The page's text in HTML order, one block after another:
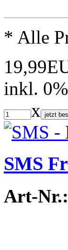
* Alle
inkl.
x jetzt
SMS
Art-